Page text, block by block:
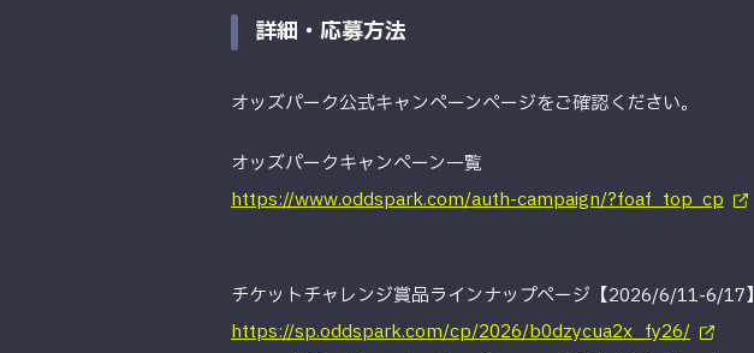
詳細・応募方法
オッズパーク公式キャンペーンページをご確認ください。
オッズパークキャンペーン一覧
https://www.oddspark.com/auth-campaign/?foaf_top_cp
チケットチャレンジ賞品ラインナップページ【2026/6/11-6/17】
https://sp.oddspark.com/cp/2026/b0dzycua2x_fy26/